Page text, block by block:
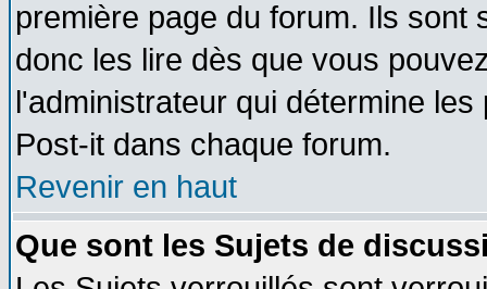
première page du forum. Ils
donc les lire dès que vous
l'administrateur qui détermine
Post-it dans chaque forum.
Revenir en haut
Que sont les Sujets de